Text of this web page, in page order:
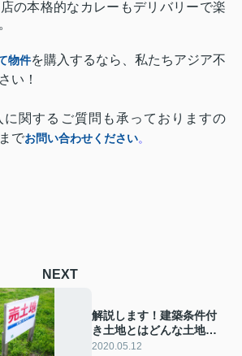
の本格的なカレーもデリバリーで楽
物件を購入するなら、私たちアジア不
い！
に関するご質問も承っておりますの
でお問い合わせください。
NEXT
解説します！建築条件付
き土地とはどんな土地の
ことなのでしょうか
2020.05.12